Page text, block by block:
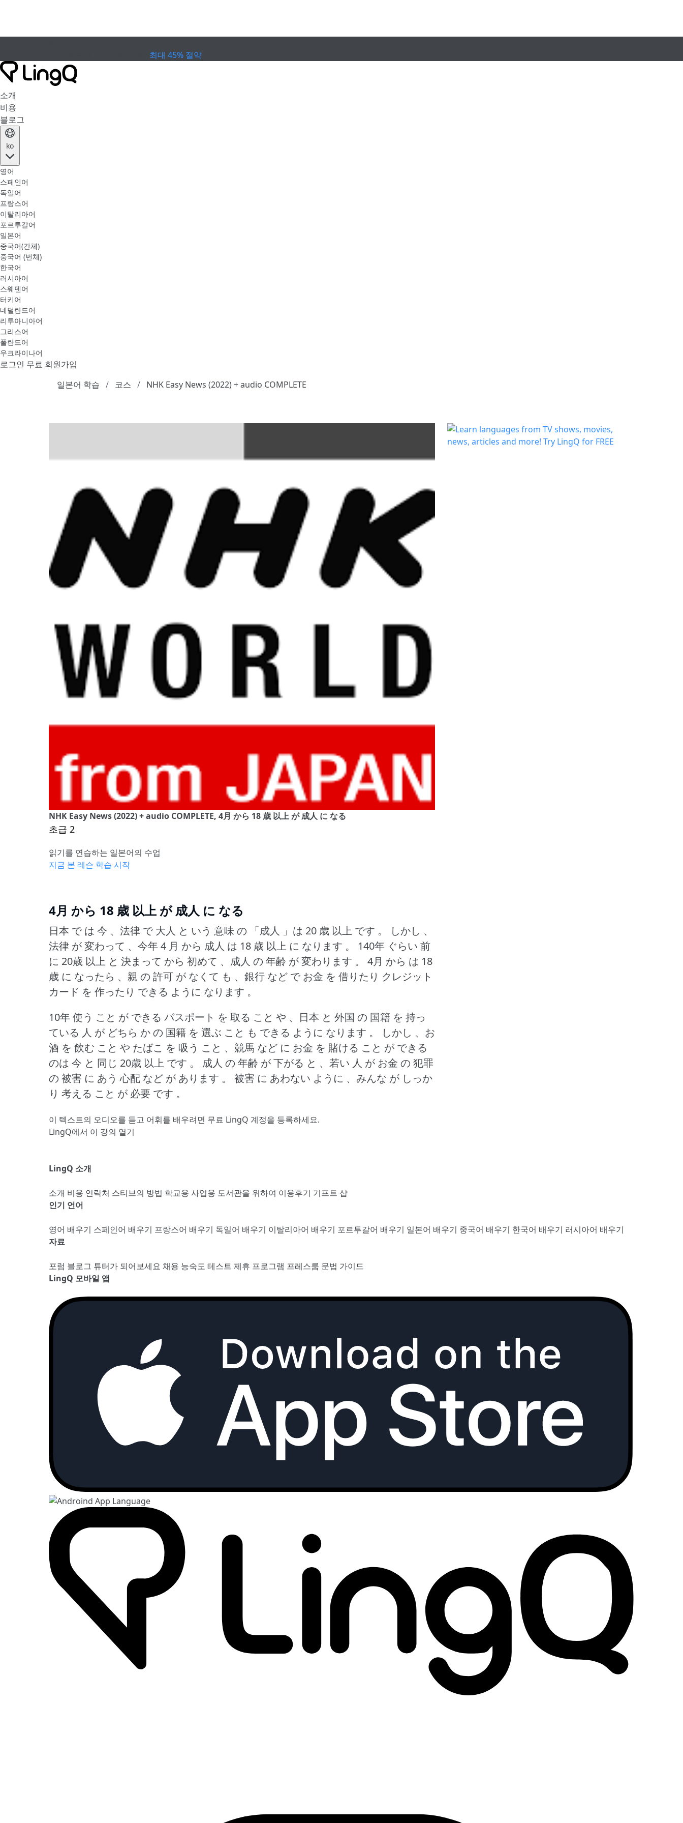
최대 45% 절약
소개
비용
블로그
ko
영어
스페인어
독일어
프랑스어
이탈리아어
포르투갈어
일본어
중국어(간체)
중국어 (번체)
한국어
러시아어
스웨덴어
터키어
네덜란드어
리투아니아어
그리스어
폴란드어
우크라이나어
로그인 무료 회원가입
일본어 학습
코스 NHK Easy News (2022) + audio COMPLETE
NHK Easy News (2022) + audio COMPLETE, 4月 から 18 歳 以上 が 成人 に なる
초급 2
읽기를 연습하는 일본어의 수업
지금 본 레슨 학습 시작
4月 から 18 歳 以上 が 成人 に なる
日本 で は 今 、法律 で 大人 と いう 意味 の 「成人 」は 20 歳 以上 です 。
しかし 、
法律 が 変わって 、今年 4 月 から 成人 は 18 歳 以上 に なります 。
140年 ぐらい 前
に 20歳 以上 と 決まって から 初めて 、成人 の 年齢 が 変わります 。
4月 から は 18
歳 に なったら 、親 の 許可 が なくて も 、銀行 など で お金 を 借りたり クレジット
カード を 作ったり できる ように なります 。
10年 使う こと が できる パスポート を 取る こと や 、日本 と 外国 の 国籍 を 持っ
ている 人 が どちら か の 国籍 を 選ぶ こと も できる ように なります 。
しかし 、お
酒 を 飲む こと や たばこ を 吸う こと 、競馬 など に お金 を 賭ける こと が できる
のは 今 と 同じ 20歳 以上 です 。
成人 の 年齢 が 下がる と 、若い 人 が お金 の 犯罪
の 被害 に あう 心配 など が あります 。
被害 に あわない ように 、みんな が しっか
り 考える こと が 必要 です 。
이 텍스트의 오디오를 듣고 어휘를 배우려면 무료 LingQ 계정을 등록하세요.
LingQ에서 이 강의 열기
LingQ 소개
소개 비용 연락처 스티브의 방법 학교용 사업용 도서관을 위하여 이용후기 기프트 샵
인기 언어
영어 배우기 스페인어 배우기 프랑스어 배우기 독일어 배우기 이탈리아어 배우기 포르투갈어 배우기 일본어 배우기 중국어 배우기 한국어 배우기 러시아어 배우기
자료
포럼 블로그 튜터가 되어보세요 채용 능숙도 테스트 제휴 프로그램 프레스룸 문법 가이드
LingQ 모바일 앱